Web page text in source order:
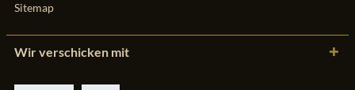
Sitemap
Wir verschicken mit